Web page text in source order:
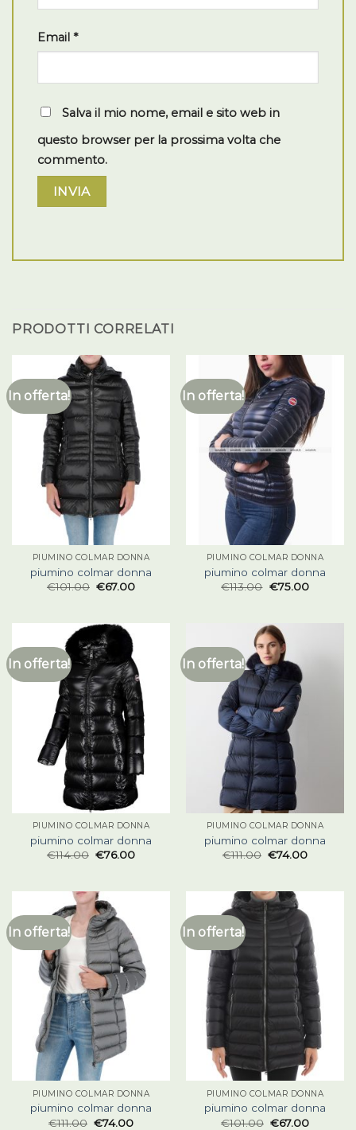
Email *
Salva il mio nome, email e sito web in
questo browser per la prossima volta che
commento.
PRODOTTI CORRELATI
In offerta!
PIUMINO COLMAR DONNA
piumino colmar donna
€101.00 €67.00
In offerta!
PIUMINO COLMAR DONNA
piumino colmar donna
€113.00 €75.00
In offerta!
PIUMINO COLMAR DONNA
piumino colmar donna
€114.00 €76.00
In offerta!
PIUMINO COLMAR DONNA
piumino colmar donna
€111.00 €74.00
In offerta!
PIUMINO COLMAR DONNA
piumino colmar donna
€111.00 €74.00
In offerta!
PIUMINO COLMAR DONNA
piumino colmar donna
€101.00 €67.00